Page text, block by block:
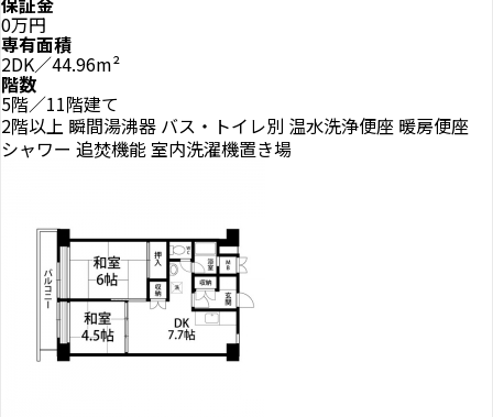
0万円
専有面積
2DK／44.96m²
階数
5階／11階建て
2階以上 瞬間湯沸器 バス・トイレ別 温水洗浄便座 暖房便座
シャワー 追焚機能室内洗濯機置き場